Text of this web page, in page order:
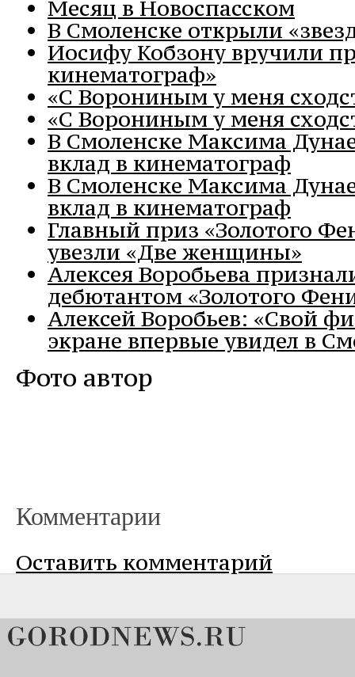
Месяц в Новоспасском
В Смоленске открыли
Иосифу Кобзону вручили
кинематограф»
«С Ворониным у меня
«С Ворониным у меня
В Смоленске Максима
вклад в кинематограф
В Смоленске Максима
вклад в кинематограф
Главный приз «Золотого
увезли «Две женщины»
Алексея Воробьева
дебютантом «Золотого
Алексей Воробьев: «Свой
экране впервые увидел в
Фото автор
Комментарии
Оставить комментарий